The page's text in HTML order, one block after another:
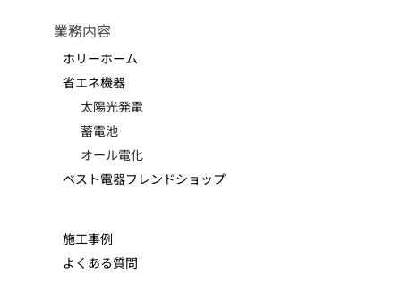
業務内容
ホリーホーム
省エネ機器
太陽光発電
蓄電池
オール電化
ベスト電器フレンドショップ
施工事例
よくある質問